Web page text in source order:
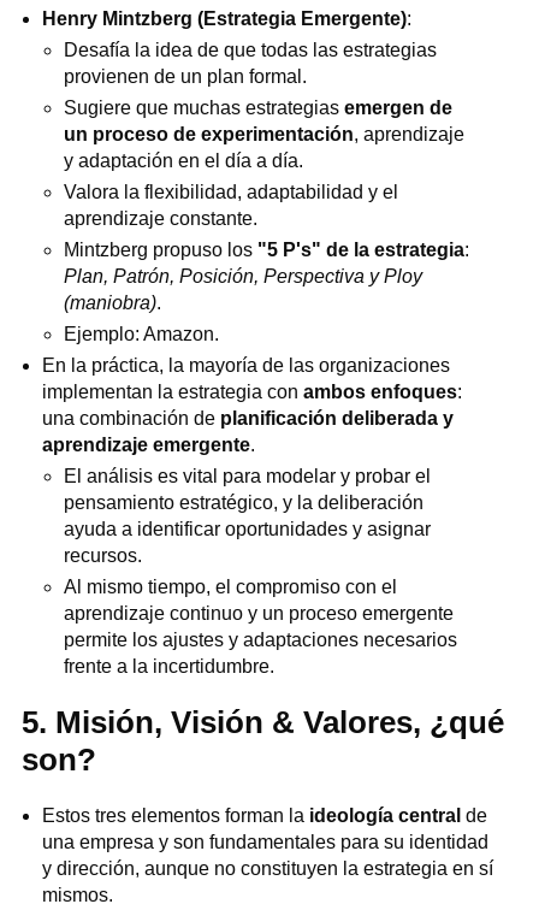
Henry Mintzberg (Estrategia Emergente):
Desafía la idea de que todas las estrategias
provienen de un plan formal.
Sugiere que muchas estrategias emergen de
un proceso de experimentación, aprendizaje
y adaptación en el día a día.
Valora la flexibilidad, adaptabilidad y el
aprendizaje constante.
Mintzberg propuso los "5 P's" de la estrategia:
Plan, Patrón, Posición, Perspectiva y Ploy
(maniobra).
Ejemplo: Amazon.
En la práctica, la mayoría de las organizaciones
implementan la estrategia conambos enfoques:
una combinación de planificación deliberada y
aprendizaje emergente.
El análisis es vital para modelar y probar el
pensamiento estratégico, y la deliberación
ayuda a identificar oportunidades y asignar
recursos.
Al mismo tiempo, el compromiso con el
aprendizaje continuo y un proceso emergente
permite los ajustes y adaptaciones necesarios
frente a la incertidumbre.
5. Misión, Visión & Valores, ¿qué
son?
Estos tres elementos forman la ideología central de
una empresa y son fundamentales para su identidad
y dirección, aunque no constituyen la estrategia en sí
mismos.